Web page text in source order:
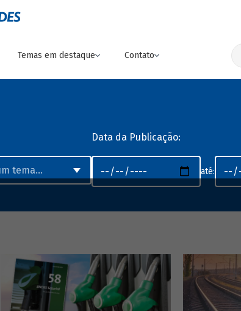
Temas em destaque Contato
Data da Publicação:
até: